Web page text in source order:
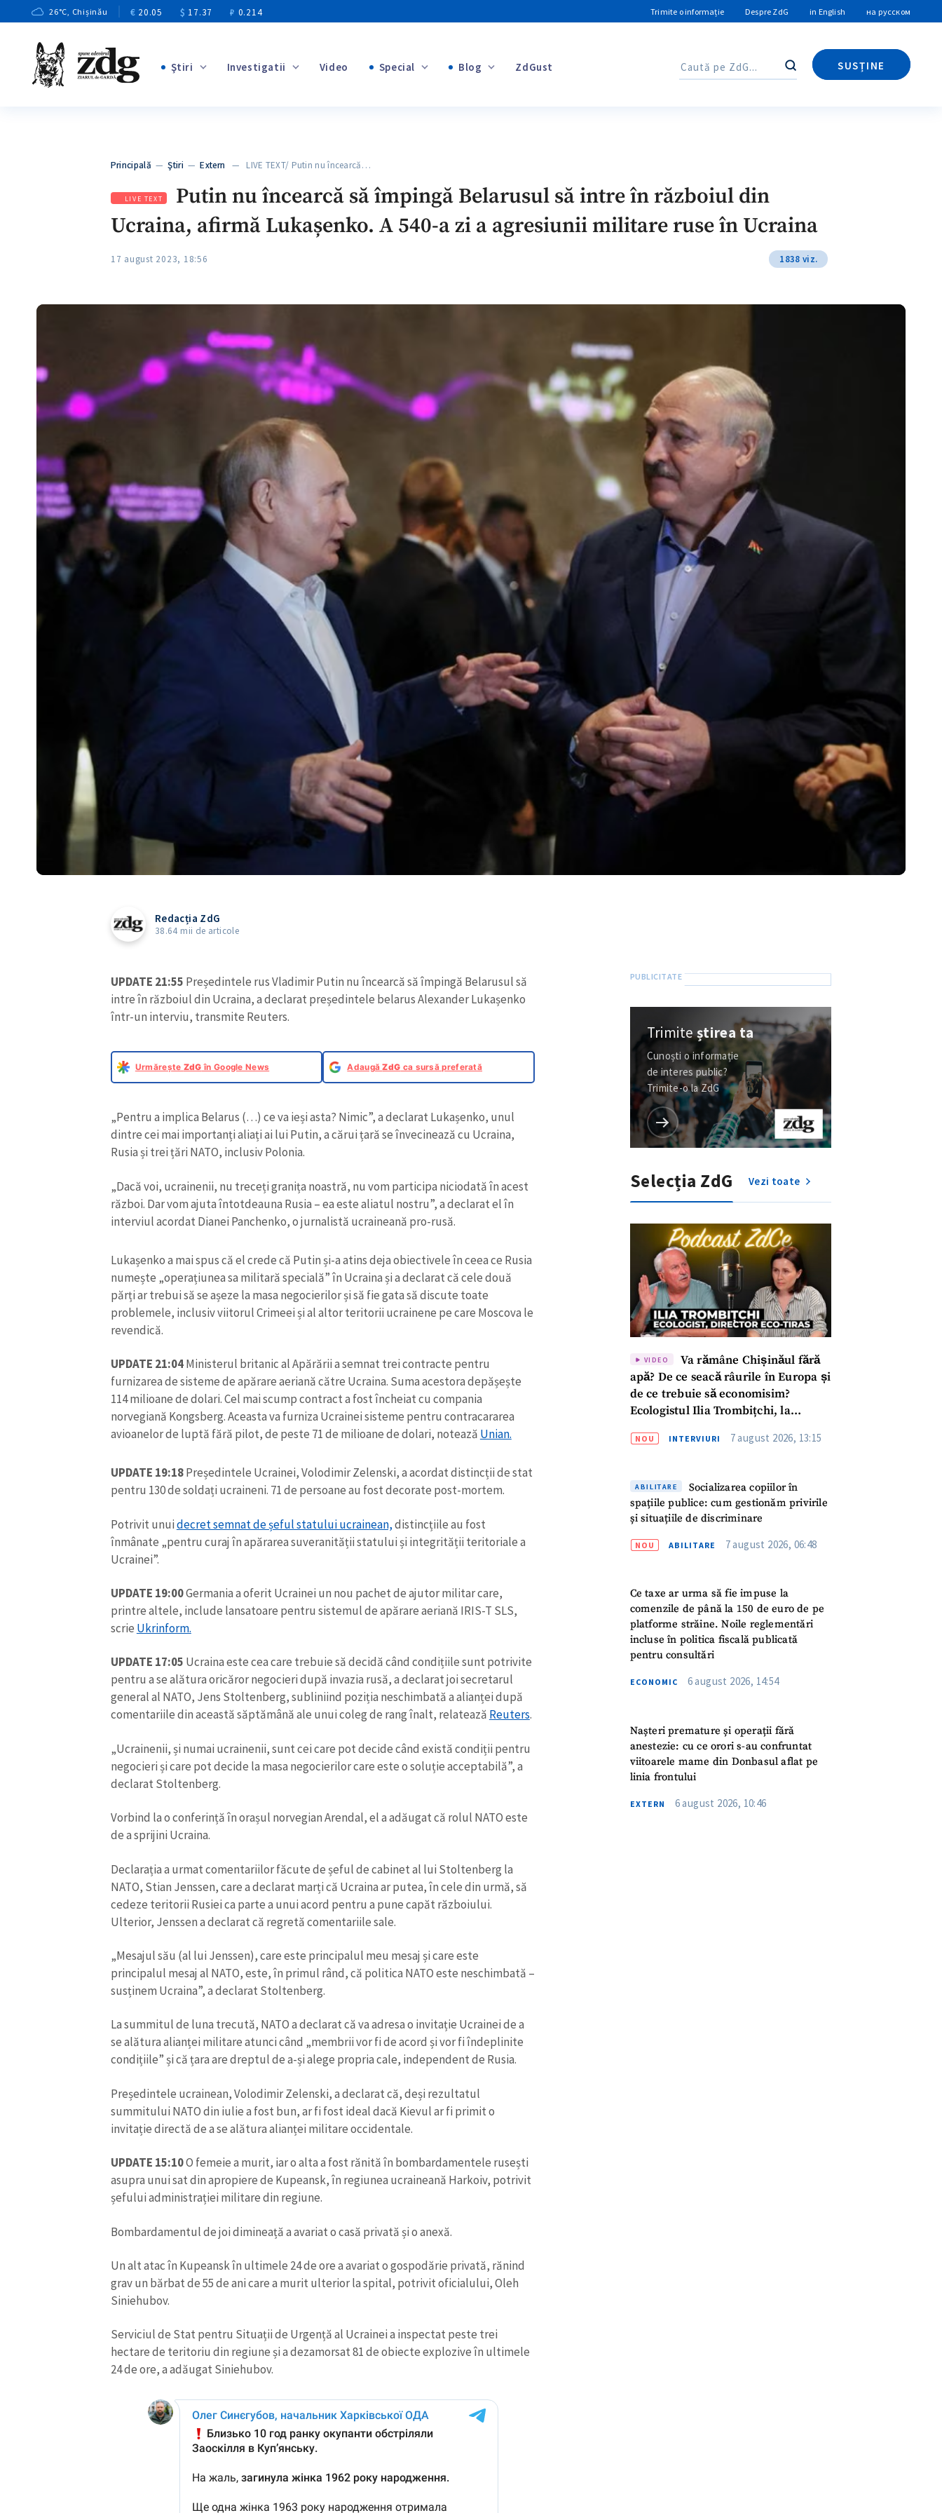
26°C, Chișinău € 20.05 $ 17.37 ₽ 0.214 Trimite o informație Despre ZdG in English на русском
Ştiri Investigatii Video Special Blog
+1
ZdGust Caută
SUSȚINE
Caută
Principală —Ştiri —Extern — LIVE TEXT/ Putin nu încearcă…
LIVE TEXT
Putin nu încearcă să împingă Belarusul să intre în războiul din
Ucraina, afirmă Lukașenko. A 540-a zi a agresiunii militare ruse în Ucraina
17 august 2023, 18:56 1838 viz.
Redacția ZdG
38.64 mii de articole
UPDATE 21:55 Președintele rus Vladimir Putin nu încearcă să împingă Belarusul să
intre în războiul din Ucraina, a declarat președintele belarus Alexander Lukașenko
într-un interviu, transmite Reuters.
Urmărește ZdG în Google News AdaugăZdG ca sursă preferată
„Pentru a implica Belarus (…) ce va ieși asta? Nimic”, a declarat Lukașenko, unul
dintre cei mai importanți aliați ai lui Putin, a cărui țară se învecinează cu Ucraina,
Rusia și trei țări NATO, inclusiv Polonia.
„Dacă voi, ucrainenii, nu treceți granița noastră, nu vom participa niciodată în acest
război. Dar vom ajuta întotdeauna Rusia – ea este aliatul nostru”, a declarat el în
interviul acordat Dianei Panchenko, o jurnalistă ucraineană pro-rusă.
Lukașenko a mai spus că el crede că Putin și-a atins deja obiectivele în ceea ce Rusia
numește „operațiunea sa militară specială” în Ucraina și a declarat că cele două
părți ar trebui să se așeze la masa negocierilor și să fie gata să discute toate
problemele, inclusiv viitorul Crimeei și al altor teritorii ucrainene pe care Moscova le
revendică.
UPDATE 21:04Ministerul britanic al Apărării a semnat trei contracte pentru
furnizarea de sisteme de apărare aeriană către Ucraina. Suma acestora depășește
114 milioane de dolari. Cel mai scump contract a fost încheiat cu compania
norvegiană Kongsberg. Aceasta va furniza Ucrainei sisteme pentru contracararea
avioanelor de luptă fără pilot, de peste 71 de milioane de dolari, notează Unian.
UPDATE 19:18Președintele Ucrainei, Volodimir Zelenski, a acordat distincții de stat
pentru 130 de soldați ucraineni. 71 de persoane au fost decorate post-mortem.
Potrivit unuidecret semnat de șeful statului ucrainean,distincțiile au fost
înmânate „pentru curaj în apărarea suveranității statului și integrității teritoriale a
Ucrainei”.
UPDATE 19:00Germania a oferit Ucrainei un nou pachet de ajutor militar care,
printre altele, include lansatoare pentru sistemul de apărare aeriană IRIS-T SLS,
scrie Ukrinform.
UPDATE 17:05 Ucraina este cea care trebuie să decidă când condițiile sunt potrivite
pentru a se alătura oricăror negocieri după invazia rusă, a declarat joi secretarul
general al NATO, Jens Stoltenberg, subliniind poziția neschimbată a alianței după
comentariile din această săptămână ale unui coleg de rang înalt, relatează Reuters.
„Ucrainenii, și numai ucrainenii, sunt cei care pot decide când există condiții pentru
negocieri și care pot decide la masa negocierilor care este o soluție acceptabilă”, a
declarat Stoltenberg.
Vorbind la o conferință în orașul norvegian Arendal, el a adăugat că rolul NATO este
de a sprijini Ucraina.
Declarația a urmat comentariilor făcute de șeful de cabinet al lui Stoltenberg la
NATO, Stian Jenssen, care a declarat marți că Ucraina ar putea, în cele din urmă, să
cedeze teritorii Rusiei ca parte a unui acord pentru a pune capăt războiului.
Ulterior, Jenssen a declarat că regretă comentariile sale.
„Mesajul său (al lui Jenssen), care este principalul meu mesaj și care este
principalul mesaj al NATO, este, în primul rând, că politica NATO este neschimbată –
susținem Ucraina”, a declarat Stoltenberg.
La summitul de luna trecută, NATO a declarat că va adresa o invitație Ucrainei de a
se alătura alianței militare atunci când „membrii vor fi de acord și vor fi îndeplinite
condițiile” și că țara are dreptul de a-și alege propria cale, independent de Rusia.
Președintele ucrainean, Volodimir Zelenski, a declarat că, deși rezultatul
summitului NATO din iulie a fost bun, ar fi fost ideal dacă Kievul ar fi primit o
invitație directă de a se alătura alianței militare occidentale.
UPDATE 15:10O femeie a murit, iar o alta a fost rănită în bombardamentele rusești
asupra unui sat din apropiere de Kupeansk, în regiunea ucraineană Harkoiv, potrivit
șefului administrației militare din regiune.
Bombardamentul de joi dimineață a avariat o casă privată și o anexă.
Un alt atac în Kupeansk în ultimele 24 de ore a avariat o gospodărie privată, rănind
grav un bărbat de 55 de ani care a murit ulterior la spital, potrivit oficialului, Oleh
Siniehubov.
Serviciul de Stat pentru Situații de Urgență al Ucrainei a inspectat peste trei
hectare de teritoriu din regiune și a dezamorsat 81 de obiecte explozive în ultimele
24 de ore, a adăugat Siniehubov.
Trimiteștirea ta
Cunoști o informație
de interes public?
Trimite-o la ZdG
Selecția ZdG Vezi toate
VIDEO
Va rămâne Chișinăul fără
apă? De ce seacă râurile în Europa și
de ce trebuie să economisim?
Ecologistul Ilia Trombițchi, la
NOU INTERVIURI 7 august 2026, 13:15
ABILITARE
Socializarea copiilor în
spațiile publice: cum gestionăm privirile
și situațiile de discriminare
NOU ABILITARE 7 august 2026, 06:48
Ce taxe ar urma să fie impuse la
comenzile de până la 150 de euro de pe
platforme străine. Noile reglementări
incluse în politica fiscală publicată
pentru consultări
ECONOMIC 6 august 2026, 14:54
Nașteri premature și operații fără
anestezie: cu ce orori s-au confruntat
viitoarele mame din Donbasul aflat pe
linia frontului
EXTERN 6 august 2026, 10:46
ȘTIREA MEA
Fotografie + Încarcă imagine
+ Link media
CONTACT SURSĂ
+ Telefon personal
Am citit și sunt de acord cupolitica de